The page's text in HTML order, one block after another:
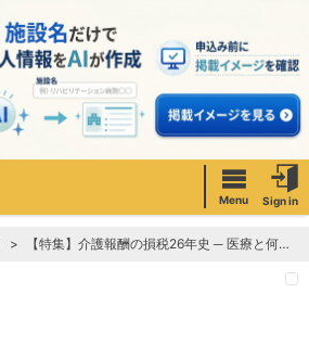
Menu Sign in
【特集】介護報酬の損税26年史 ─ 医療と何が同じで何が違うのか